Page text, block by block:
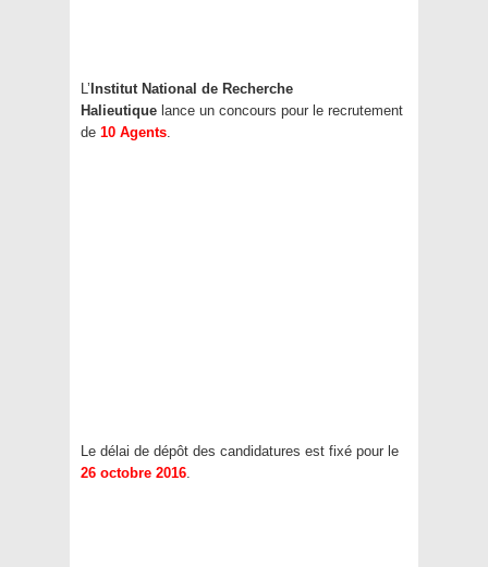
L’ Institut National de Recherche
Halieutique lance un concours pour le recrutement
de 10 Agents.
Le délai de dépôt des candidatures est fixé pour le
26 octobre 2016.